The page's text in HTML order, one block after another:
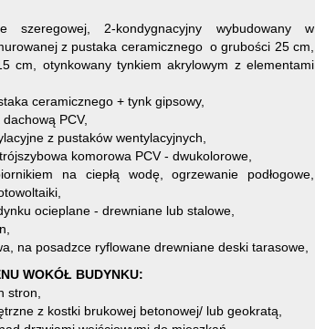
szeregowej, 2-kondygnacyjny wybudowany w
z pustaka ceramicznego o grubości 25 cm,
cm, otynkowany tynkiem akrylowym z elementami
ceramicznego + tynk gipsowy,
PCV,
z pustaków wentylacyjnych,
komorowa PCV - dwukolorowe,
na ciepłą wodę, ogrzewanie podłogowe,
ocieplane - drewniane lub stalowe,
na posadzce ryflowane drewniane deski tarasowe,
WOKÓŁ BUDYNKU:
stron,
z kostki brukowej betonowej/ lub geokratą,